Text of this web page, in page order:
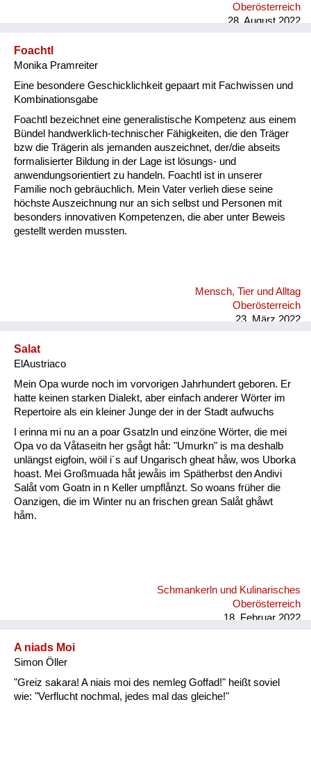
Oberösterreich
28. August 2022
Foachtl
Monika Pramreiter
Eine besondere Geschicklichkeit gepaart mit Fachwissen und
Kombinationsgabe
Foachtl bezeichnet eine generalistische Kompetenz aus einem
Bündel handwerklich-technischer Fähigkeiten, die den Träger
bzw die Trägerin als jemanden auszeichnet, der/die abseits
formalisierter Bildung in der Lage ist lösungs- und
anwendungsorientiert zu handeln. Foachtl ist in unserer
Familie noch gebräuchlich. Mein Vater verlieh diese seine
höchste Auszeichnung nur an sich selbst und Personen mit
besonders innovativen Kompetenzen, die aber unter Beweis
gestellt werden mussten.
Mensch, Tier und Alltag
Oberösterreich
23. März 2022
Salat
ElAustriaco
Mein Opa wurde noch im vorvorigen Jahrhundert geboren. Er
hatte keinen starken Dialekt, aber einfach anderer Wörter im
Repertoire als ein kleiner Junge der in der Stadt aufwuchs
I erinna mi nu an a poar Gsatzln und einzöne Wörter, die mei
Opa vo da Våtaseitn her gsågt håt: "Umurkn" is ma deshalb
unlängst eigfoin, wöil i´s auf Ungarisch gheat håw, wos Uborka
hoast. Mei Großmuada håt jewåis im Spätherbst den Andivi
Salåt vom Goatn in n Keller umpflånzt. So woans früher die
Oanzigen, die im Winter nu an frischen grean Salåt ghåwt
håm.
Schmankerln und Kulinarisches
Oberösterreich
18. Februar 2022
A niads Moi
Simon Öller
"Greiz sakara! A niais moi des nemleg Goffad!" heißt soviel
wie: "Verflucht nochmal, jedes mal das gleiche!"